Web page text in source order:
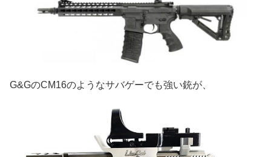
G&GのCM16のようなサバゲーでも強い銃が、